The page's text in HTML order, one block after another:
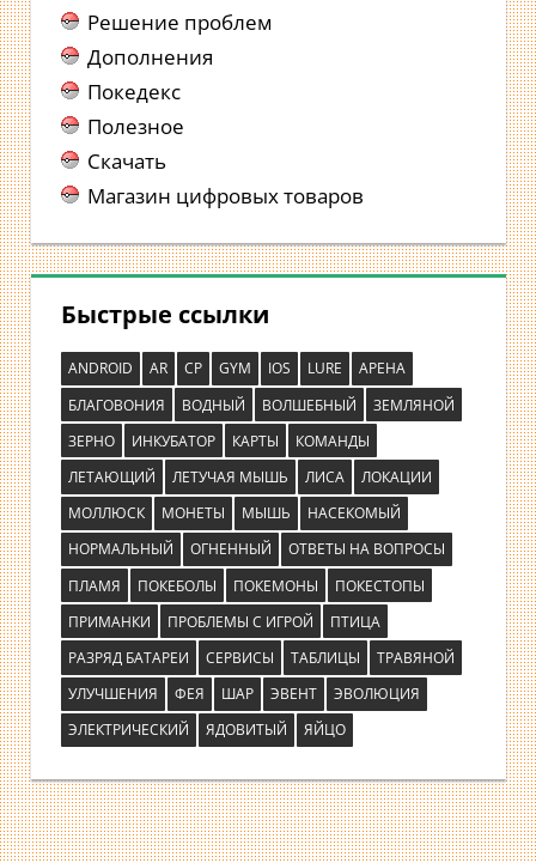
Решение проблем
Дополнения
Покедекс
Полезное
Скачать
Магазин цифровых товаров
Быстрые ссылки
ANDROID AR CP GYM IOS LURE
АРЕНА
БЛАГОВОНИЯ
ВОДНЫЙ ВОЛШЕБНЫЙ
ЗЕМЛЯНОЙ
ЗЕРНО
ИНКУБАТОР КАРТЫ
КОМАНДЫ
ЛЕТАЮЩИЙ
ЛЕТУЧАЯ МЫШЬ ЛИСА
ЛОКАЦИИ
МОЛЛЮСК
МОНЕТЫ МЫШЬ
НАСЕКОМЫЙ
НОРМАЛЬНЫЙ
ОГНЕННЫЙ
ОТВЕТЫ НА ВОПРОСЫ
ПЛАМЯ
ПОКЕБОЛЫ ПОКЕМОНЫ
ПОКЕСТОПЫ
ПРИМАНКИ
ПРОБЛЕМЫ С ИГРОЙ
ПТИЦА
РАЗРЯД БАТАРЕИ
СЕРВИСЫ ТАБЛИЦЫ
ТРАВЯНОЙ
УЛУЧШЕНИЯ
ФЕЯ ШАР ЭВЕНТ
ЭВОЛЮЦИЯ
ЭЛЕКТРИЧЕСКИЙ
ЯДОВИТЫЙ ЯЙЦО